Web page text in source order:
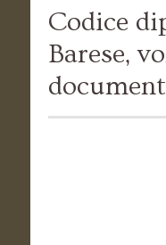
Codice
Barese,